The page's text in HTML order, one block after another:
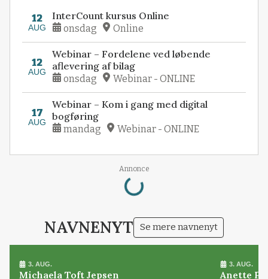
12
AUG
InterCount kursus Online
onsdag Online
12
AUG
Webinar – Fordelene ved løbende
aflevering af bilag
onsdag Webinar - ONLINE
17
AUG
Webinar – Kom i gang med digital
bogføring
mandag Webinar - ONLINE
Annonce
Loading...
NAVNENYT Se mere navnenyt
3. AUG.
Michaela Toft Jepsen
3. AUG.
Anette